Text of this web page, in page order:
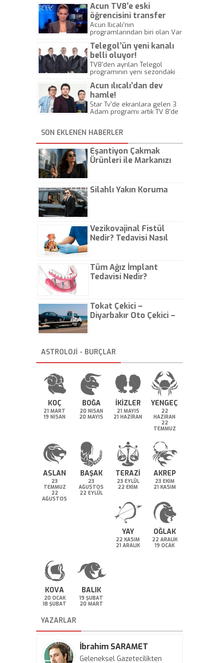
şiddet sahnesi sosyal
medyada gündem oldu.
Dizide şarkıcı Sıla Gençoğlu'na
şiddet uyguladığı iddia edilen
oyuncu Ahmet Kural'a
gönderme vardı.
Acun TV8’e eski
öğrencisini transfer
etti!
Acun Ilıcalı’nın
programlarından biri olan Var
programda keşfedildikten
sonra Gülgün Feyman’dan
sunuculuk dersleri alan ve
ardından NTV’de spikerliğe
başlayan Nur Tuğba Algül
TV8'e transfer oldu.
Telegol’ün yeni kanalı
belli oluyor!
TV8'den ayrılan Telegol
programının yeni sezondaki
Acun ılıcalı’dan dev
hamle!
Star Tv'de ekranlara gelen 3
Adam programı artık TV 8'de
izleyecilerle buluşacak.
SON EKLENEN HABERLER
Eşantiyon Çakmak
Ürünleri ile Markanızı
Silahlı Yakın Koruma
Vezikovajinal Fistül
Nedir? Tedavisi Nasıl
Tüm Ağız İmplant
Tedavisi Nedir?
Tokat Çekici –
Diyarbakır Oto Çekici –
ASTROLOJİ - BURÇLAR
KOÇ
21 MART
19 NİSAN
BOĞA
20 NİSAN
20 MAYIS
İKİZLER
21 MAYIS
21 HAZİRAN
YENGEÇ
22
HAZİRAN
22
TEMMUZ
ASLAN
23
TEMMUZ
22
AĞUSTOS
BAŞAK
23
AĞUSTOS
22 EYLÜL
TERAZİ
23 EYLÜL
22 EKİM
AKREP
23 EKİM
21 KASIM
YAY
22 KASIM
21 ARALIK
OĞLAK
22 ARALIK
19 OCAK
KOVA
20 OCAK
18 ŞUBAT
BALIK
19 ŞUBAT
20 MART
YAZARLAR
İbrahim SARAMET
Geleneksel Gazetecilikten